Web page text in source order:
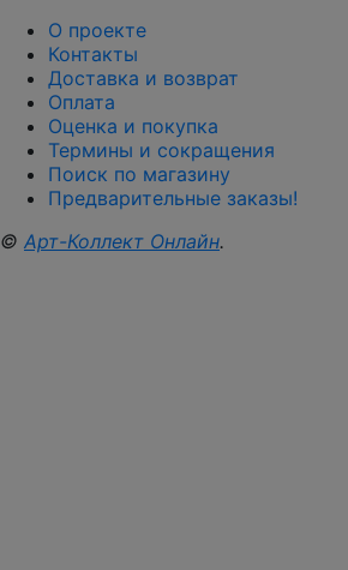
О проекте
Контакты
Доставка и возврат
Оплата
Оценка и покупка
Термины и сокращения
Поиск по магазину
Предварительные заказы!
© Арт-Коллект Онлайн.